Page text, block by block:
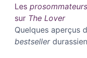
Les prosommateurs
sur The Lover
Quelques aperçus
bestsellerdurassien